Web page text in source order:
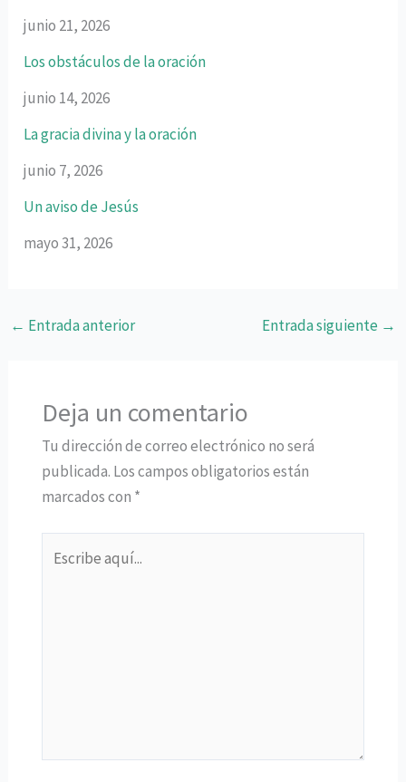
junio 21, 2026
Los obstáculos de la oración
junio 14, 2026
La gracia divina y la oración
junio 7, 2026
Un aviso de Jesús
mayo 31, 2026
← Entrada anterior Entrada siguiente →
Deja un comentario
Tu dirección de correo electrónico no será
publicada. Los campos obligatorios están
marcados con *
aquí...